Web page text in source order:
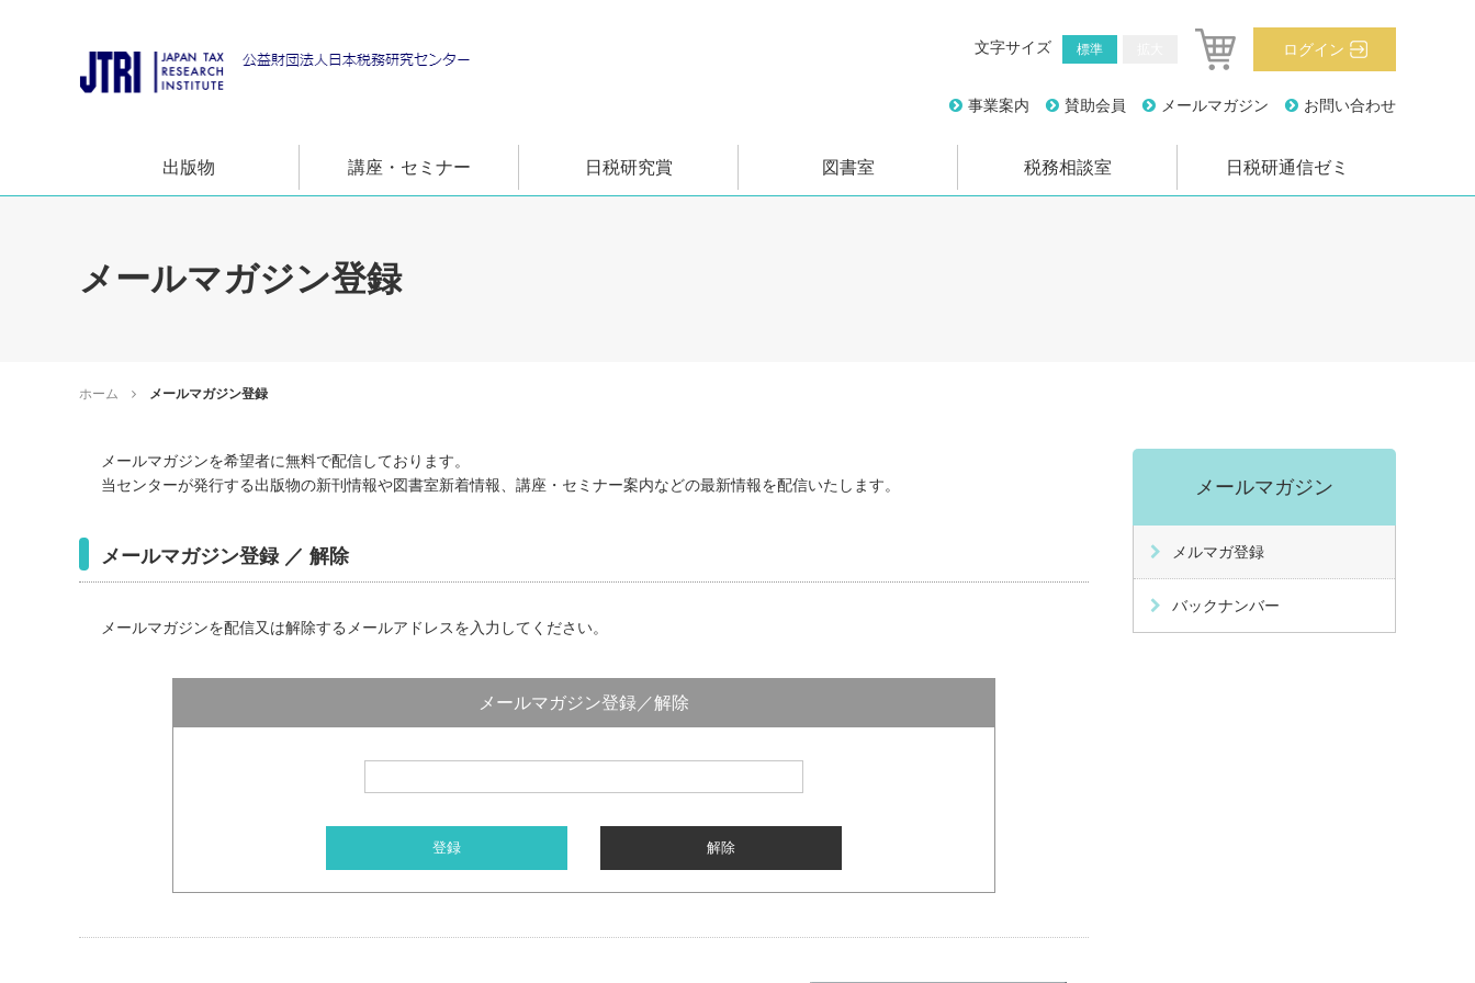
文字サイズ 標準 ログイン
事業案内 賛助会員 メールマガジン お問い合わせ
出版物 講座・セミナー 日税研究賞 図書室 税務相談室 日税研通信ゼミ
メールマガジン登録
ホーム メールマガジン登録
メールマガジンを希望者に無料で配信しております。
当センターが発行する出版物の新刊情報や図書室新着情報、講座・セミナー案内などの最新情報を配信いたします。
メールマガジン登録 ／ 解除
メールマガジンを配信又は解除するメールアドレスを入力してください。
メールマガジン登録／解除
登録 解除
メールマガジン
メルマガ登録
バックナンバー